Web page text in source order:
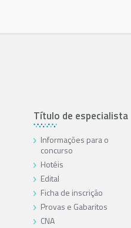
Título de especialista
Informações para o
concurso
Hotéis
Edital
Ficha de inscrição
Provas e Gabaritos
CNA